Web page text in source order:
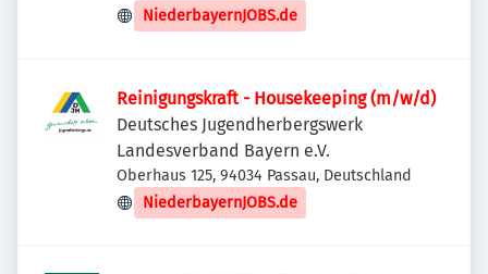
NiederbayernJOBS.de
Reinigungskraft - Housekeeping (m/w/d)
Deutsches Jugendherbergswerk
Landesverband Bayern e.V.
Oberhaus 125, 94034 Passau, Deutschland
NiederbayernJOBS.de